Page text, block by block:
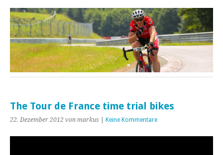
The Tour de France time trial bikes
22. Dezember 2012 von markus Keine Kommentare